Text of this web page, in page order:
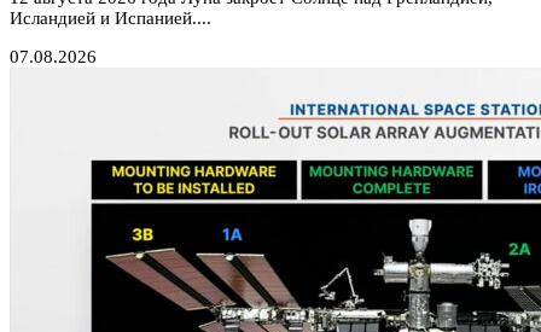
Исландией и Испанией....
07.08.2026